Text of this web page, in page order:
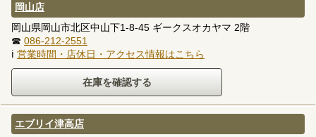
岡山店
岡山県岡山市北区中山下1-8-45 ギークスオカヤマ 2階
☎ 086-212-2551
ℹ 営業時間・店休日・アクセス情報はこちら
エブリイ津高店